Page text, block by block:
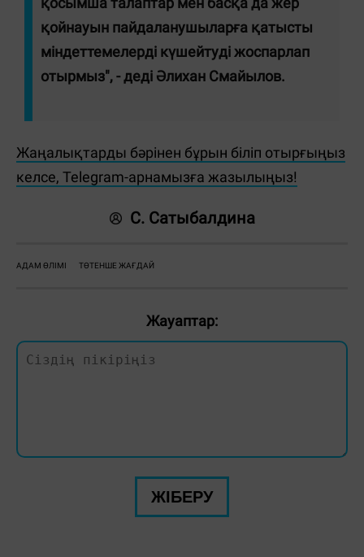
қойнауын пайдаланушыларға қатысты
міндеттемелерді күшейтуді жоспарлап
отырмыз", - деді Әлихан Смайылов.
Жаңалықтарды бәрінен бұрын біліп отырғыңыз
келсе, Telegram-арнамызға жазылыңыз!
С. Сатыбалдина
АДАМ ӨЛІМІ ТӨТЕНШЕ ЖАҒДАЙ
Жауаптар:
ЖІБЕРУ